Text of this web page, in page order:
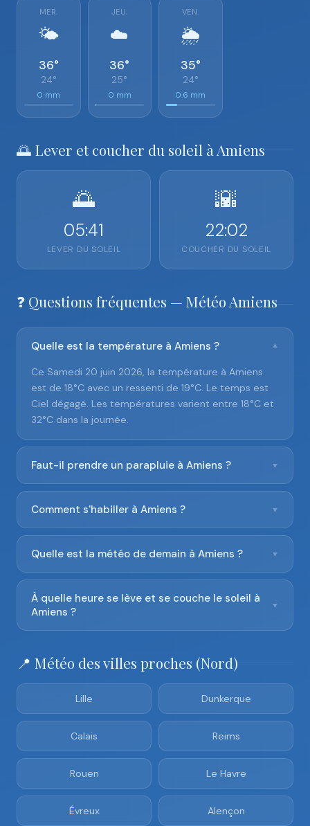
MER.
🌤️
36°
24°
0 mm
JEU.
☁️
36°
25°
0 mm
VEN.
🌦️
35°
24°
0.6 mm
🌅 Lever et coucher du soleil à Amiens
🌅
05:41
LEVER DU SOLEIL
🌇
22:02
COUCHER DU SOLEIL
❓ Questions fréquentes — Météo Amiens
Quelle est la température à Amiens ? ▼
Ce Samedi 20 juin 2026, la température à Amiens
est de 18°C avec un ressenti de 19°C. Le temps est
Ciel dégagé. Les températures varient entre 18°C et
32°C dans la journée.
Faut-il prendre un parapluie à Amiens ? ▼
Comment s'habiller à Amiens ? ▼
Quelle est la météo de demain à Amiens ? ▼
À quelle heure se lève et se couche le soleil à
Amiens ?
▼
📍 Météo des villes proches (Nord)
Lille Dunkerque
Calais Reims
Rouen Le Havre
Évreux Alençon